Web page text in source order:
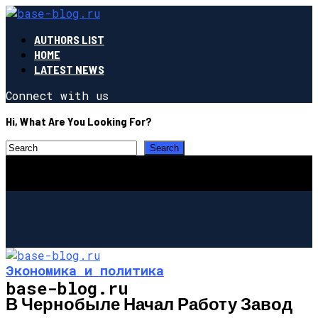
AUTHORS LIST
HOME
LATEST NEWS
Connect with us
Hi, What Are You Looking For?
base-blog.ru
Экономика и политика
В Чернобыле Начал Работу Завод